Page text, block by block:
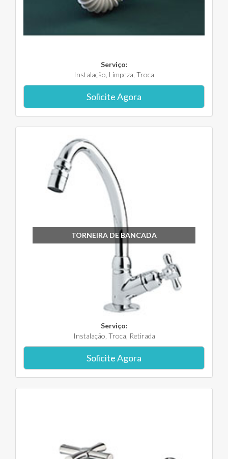
Serviço:
Instalação, Limpeza, Troca
Solicite Agora
TORNEIRA DE BANCADA
Serviço:
Instalação, Troca, Retirada
Solicite Agora